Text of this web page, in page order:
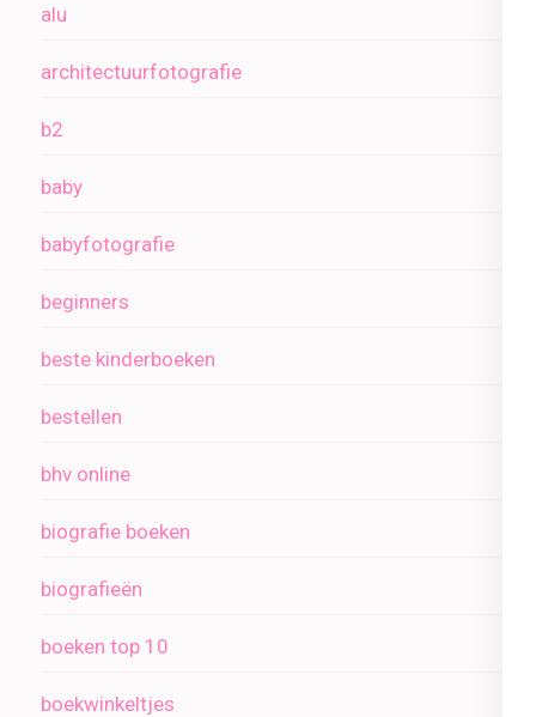
alu
architectuurfotografie
b2
baby
babyfotografie
beginners
beste kinderboeken
bestellen
bhv online
biografie boeken
biografieën
boeken top 10
boekwinkeltjes